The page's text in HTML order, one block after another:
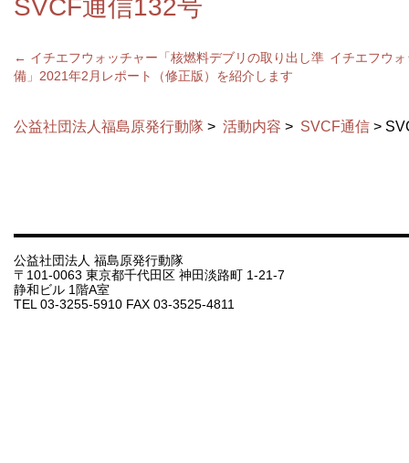
SVCF通信132号
← イチエフウォッチャー「核燃料デブリの取り出し準
備」2021年2月レポート（修正版）を紹介します
イチエフウ
公益社団法人福島原発行動隊 > 活動内容 > SVCF通信 >
公益社団法人 福島原発行動隊
〒101-0063 東京都千代田区 神田淡路町 1-21-7
静和ビル 1階A室
TEL 03-3255-5910 FAX 03-3525-4811